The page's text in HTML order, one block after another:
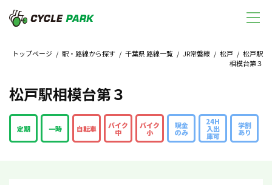
トップページ / 駅・路線から探す / 千葉県 路線一覧 / JR常磐線 / 松戸 / 松戸駅
相模台第３
松戸駅相模台第３
定期 一時 自転車 バイク
中
バイク
小
現金
のみ
24H
入出
庫可
学割
あり